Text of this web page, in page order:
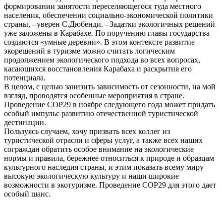
формировании занятости переселяющегося туда местного
населения, обеспечении социально-экономической политики
страны, - уверен С.Дюбенди. - Задатки экологичных решений
уже заложены в Карабахе. По поручению главы государства
создаются «умные деревни». В этом контексте развитие
экорешений в туризме можно считать логическим
продолжением экологического подхода во всех вопросах,
касающихся восстановления Карабаха и раскрытия его
потенциала.
В целом, с целью занизить зависимость от сезонности, на мой
взгляд, проводятся особенные мероприятия в стране.
Проведение COP29 в ноябре следующего года может придать
особый импульс развитию отечес­твенной туристической
дестинации.
Пользуясь случаем, хочу призвать всех коллег из
туристической отрасли и сферы услуг, а также всех наших
сограждан обратить особое внимание на экологические
нормы и правила, бережнее относиться к природе и образцам
культурного наследия страны, и этим показать всему миру
высокую экологическую культуру и наши широкие
возможности в экотуризме. Проведение COP29 для этого дает
особый шанс.